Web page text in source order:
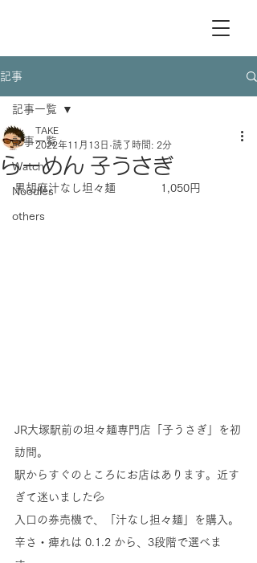
記事
記事一覧
Watch
Noodles
others
記事一覧
らーめん 子うさぎ
TAKE
2022年11月13日 読了時間: 2分
黒胡麻汁なし坦々麺　　　　1,050円
JR大塚駅前の坦々麺専門店「子うさぎ」を初
訪問。
駅からすぐのところにお店はあります。近す
ぎて迷いました💦
入口の券売機で、「汁なし担々麺」を購入。
辛さ・痺れは 0.1.2 から、3段階で選べま